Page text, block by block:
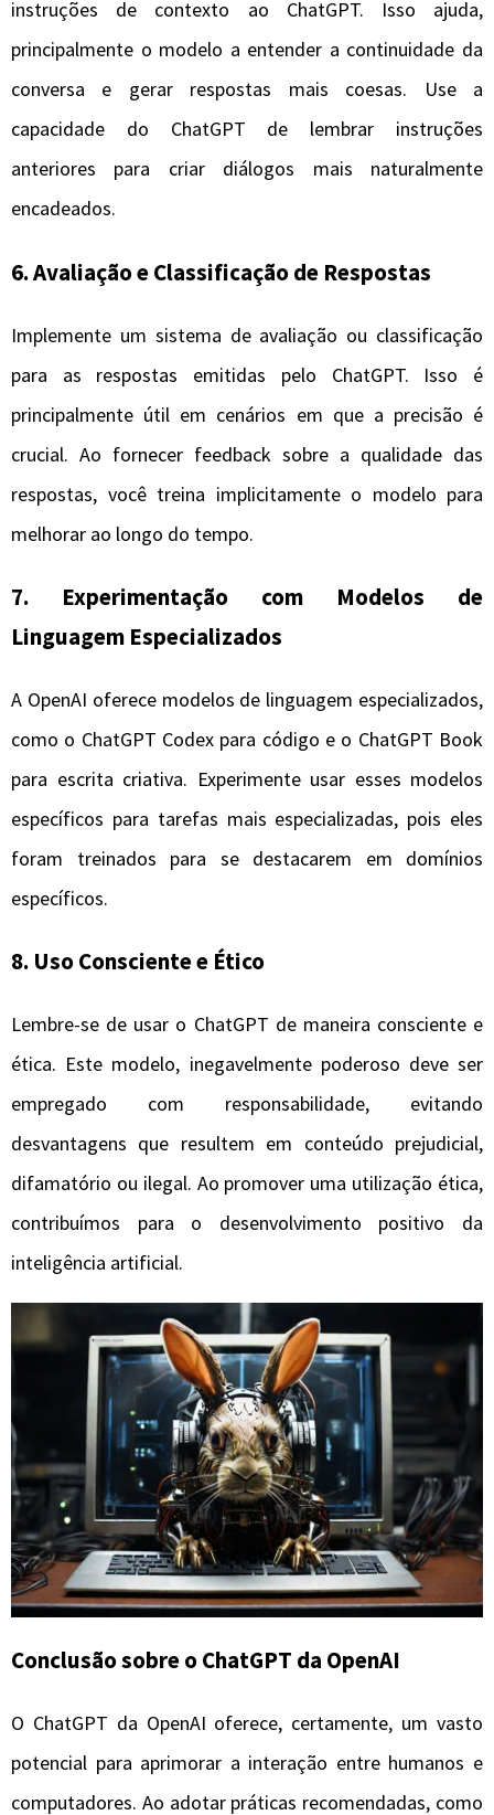
instruções de contexto ao ChatGPT. Isso ajuda,
principalmente o modelo a entender a continuidade da
conversa e gerar respostas mais coesas. Use a
capacidade do ChatGPT de lembrar instruções
anteriores para criar diálogos mais naturalmente
encadeados.
6. Avaliação e Classificação de Respostas
Implemente um sistema de avaliação ou classificação
para as respostas emitidas pelo ChatGPT. Isso é
principalmente útil em cenários em que a precisão é
crucial. Ao fornecer feedback sobre a qualidade das
respostas, você treina implicitamente o modelo para
melhorar ao longo do tempo.
7. Experimentação com Modelos de
Linguagem Especializados
A OpenAI oferece modelos de linguagem especializados,
como o ChatGPT Codex para código e o ChatGPT Book
para escrita criativa. Experimente usar esses modelos
específicos para tarefas mais especializadas, pois eles
foram treinados para se destacarem em domínios
específicos.
8. Uso Consciente e Ético
Lembre-se de usar o ChatGPT de maneira consciente e
ética. Este modelo, inegavelmente poderoso deve ser
empregado com responsabilidade, evitando
desvantagens que resultem em conteúdo prejudicial,
difamatório ou ilegal. Ao promover uma utilização ética,
contribuímos para o desenvolvimento positivo da
inteligência artificial.
Conclusão sobre o ChatGPT da OpenAI
O ChatGPT da OpenAI oferece, certamente, um vasto
potencial para aprimorar a interação entre humanos e
computadores. Ao adotar práticas recomendadas, como